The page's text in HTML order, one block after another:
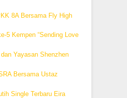
8A Bersama Fly High
5 Kempen “Sending Love
Yayasan Shenzhen
Bersama Ustaz
Single Terbaru Eira